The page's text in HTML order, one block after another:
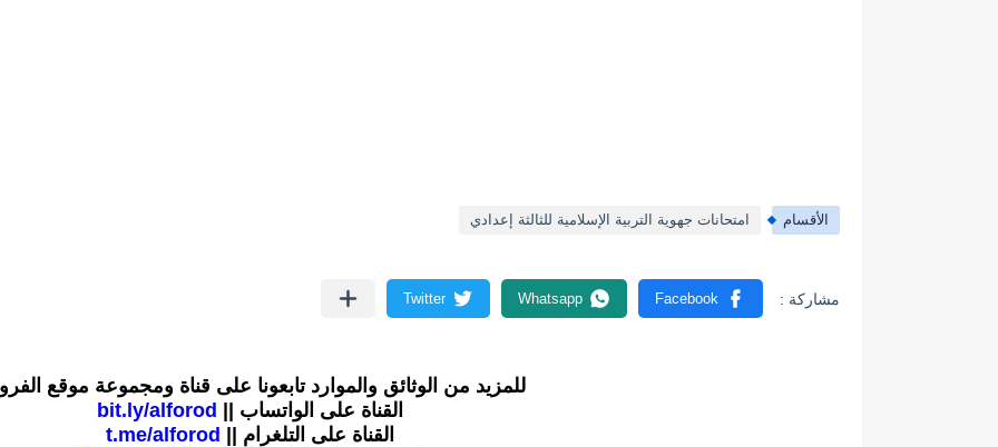
الأقسام امتحانات جهوية التربية الإسلامية للثالثة إعدادي
للمزيد من الوثائق والموارد تابعونا على قناة ومجموعة موقع
القناة على الواتساب ||
bit.ly/alforod
القناة على التلغرام ||
t.me/alforod